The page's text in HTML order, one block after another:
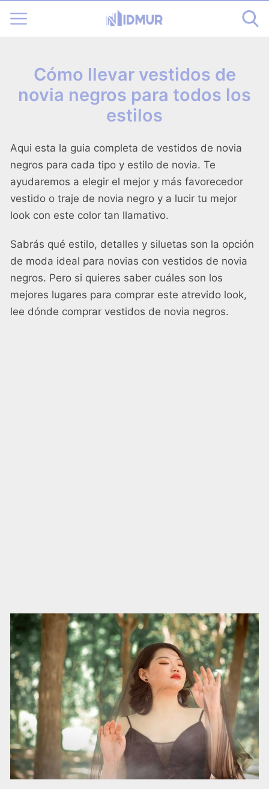
Cómo llevar vestidos de
novia negros para todos los
estilos
Aqui esta la guia completa de vestidos de novia
negros para cada tipo y estilo de novia. Te
ayudaremos a elegir el mejor y más favorecedor
vestido o traje de novia negro y a lucir tu mejor
look con este color tan llamativo.
Sabrás qué estilo, detalles y siluetas son la opción
de moda ideal para novias con vestidos de novia
negros. Pero si quieres saber cuáles son los
mejores lugares para comprar este atrevido look,
lee dónde comprar vestidos de novia negros.